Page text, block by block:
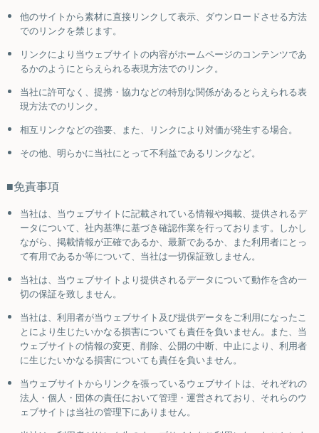
他のサイトから素材に直接リンクして表示、ダウンロードさせる方法
でのリンクを禁じます。
リンクにより当ウェブサイトの内容がホームページのコンテンツであ
るかのようにとらえられる表現方法でのリンク。
当社に許可なく、提携・協力などの特別な関係があるとらえられる表
現方法でのリンク。
相互リンクなどの強要、また、リンクにより対価が発生する場合。
その他、明らかに当社にとって不利益であるリンクなど。
■免責事項
当社は、当ウェブサイトに記載されている情報や掲載、提供されるデ
ータについて、社内基準に基づき確認作業を行っております。しかし
ながら、掲載情報が正確であるか、最新であるか、また利用者にとっ
て有用であるか等について、当社は一切保証致しません。
当社は、当ウェブサイトより提供されるデータについて動作を含め一
切の保証を致しません。
当社は、利用者が当ウェブサイト及び提供データをご利用になったこ
とにより生じたいかなる損害についても責任を負いません。また、当
ウェブサイトの情報の変更、削除、公開の中断、中止により、利用者
に生じたいかなる損害についても責任を負いません。
当ウェブサイトからリンクを張っているウェブサイトは、それぞれの
法人・個人・団体の責任において管理・運営されており、それらのウ
ェブサイトは当社の管理下にありません。